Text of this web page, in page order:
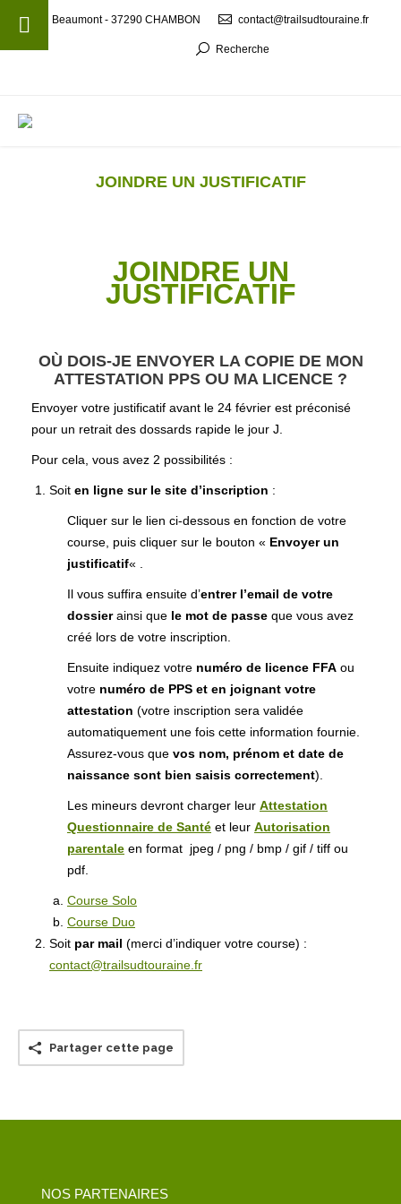
Beaumont - 37290 CHAMBON contact@trailsudtouraine.fr
Recherche
JOINDRE UN JUSTIFICATIF
JOINDRE UN
JUSTIFICATIF
OÙ DOIS-JE ENVOYER LA COPIE DE MON
ATTESTATION PPS OU MA LICENCE ?
Envoyer votre justificatif avant le 24 février est préconisé
pour un retrait des dossards rapide le jour J.
Pour cela, vous avez 2 possibilités :
Soit en ligne sur le site d’inscription :
Cliquer sur le lien ci-dessous en fonction de votre
course, puis cliquer sur le bouton « Envoyer un
justificatif« .
Il vous suffira ensuite d’entrer l’email de votre
dossierainsi que le mot de passe que vous avez
créé lors de votre inscription.
Ensuite indiquez votre numéro de licence FFA ou
votre numéro de PPS et en joignant votre
attestation (votre inscription sera validée
automatiquement une fois cette information fournie.
Assurez-vous que vos nom, prénom et date de
naissance sont bien saisis correctement).
Les mineurs devront charger leur Attestation
Questionnaire de Santé et leur Autorisation
parentale en format jpeg / png / bmp / gif / tiff ou
pdf.
Course Solo
Course Duo
Soit par mail (merci d’indiquer votre course) :
contact@trailsudtouraine.fr
Partager cette page
NOS PARTENAIRES